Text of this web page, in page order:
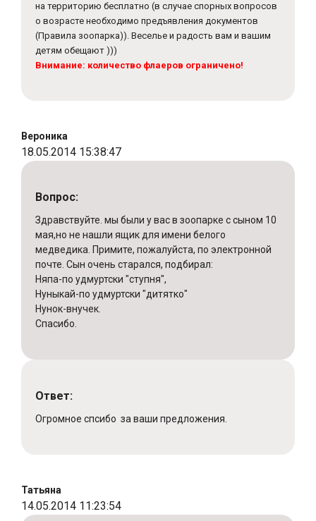
на территорию бесплатно (в случае спорных вопросов
о возрасте необходимо предъявления документов
(Правила зоопарка)). Веселье и радость вам и вашим
детям обещают )))
Внимание: количество флаеров ограничено!
Вероника
18.05.2014 15:38:47
Вопрос:
Здравствуйте. мы были у вас в зоопарке с сыном 10
мая,но не нашли ящик для имени белого
медведика. Примите, пожалуйста, по электронной
почте. Сын очень старался, подбирал:
Няпа-по удмуртски "ступня",
Нуныкай-по удмуртски "дитятко"
Нунок-внучек.
Спасибо.
Ответ:
Огромное спсибо за ваши предложения.
Татьяна
14.05.2014 11:23:54